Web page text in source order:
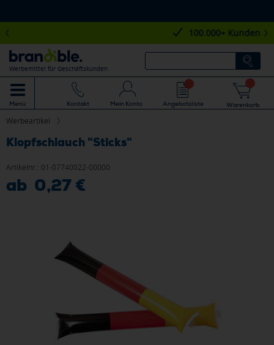
100.000+ Kunden
Werbemittel für Geschäftskunden
Menü Kontakt Mein Konto Angebotsliste Warenkorb
Werbeartikel
Klopfschlauch "Sticks"
Artikelnr.: 01-07740022-00000
ab 0,27 €